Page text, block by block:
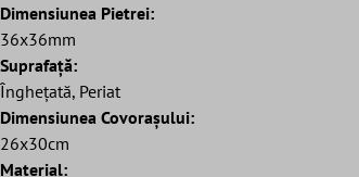
Dimensiunea Pietrei:
36x36mm
Suprafaţă:
Înghețată, Periat
Dimensiunea Covorașului:
26x30cm
Material: